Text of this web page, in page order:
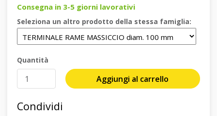
Consegna in 3-5 giorni lavorativi
Seleziona un altro prodotto della stessa famiglia:
Quantità
Aggiungi al carrello
Condividi